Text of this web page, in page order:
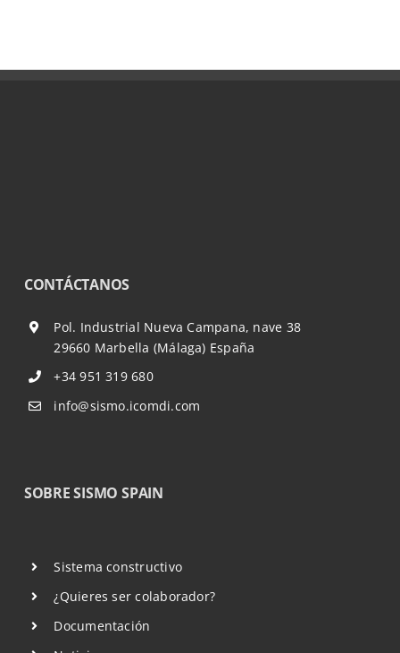
SOBRE SISMO SPAIN
Sistema constructivo
¿Quieres ser colaborador?
Documentación
CONTÁCTANOS
Pol. Industrial Nueva Campana, nave 38
29660 Marbella (Málaga) España
+34 951 319 680
info@sismo.icomdi.com